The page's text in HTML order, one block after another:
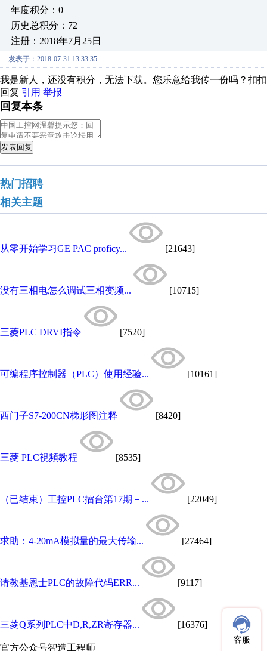
年度积分：0
历史总积分：72
注册：2018年7月25日
发表于：2018-07-31 13:33:35
我是新人，还没有积分，无法下载。您乐意给我传一份吗？扣扣
回复 引用 举报
回复本条
发表回复
热门招聘
相关主题
从零开始学习GE PAC proficy... [21643]
没有三相电怎么调试三相变频... [10715]
三菱PLC DRVI指令 [7520]
可编程序控制器（PLC）使用经验... [10161]
西门子S7-200CN梯形图注释 [8420]
三菱 PLC視頻教程 [8535]
（已结束）工控PLC擂台第17期－... [22049]
求助：4-20mA模拟量的最大传输... [27464]
请教基恩士PLC的故障代码ERR... [9117]
三菱Q系列PLC中D,R,ZR寄存器... [16376]
官方公众号智造工程师
客服